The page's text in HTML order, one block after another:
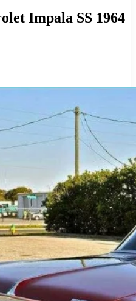
Impala SS 1964